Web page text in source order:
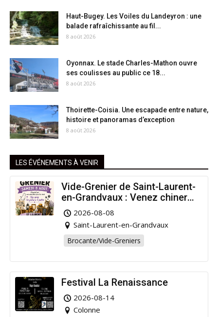
Haut-Bugey. Les Voiles du Landeyron : une
balade rafraîchissante au fil...
8 août 2026
Oyonnax. Le stade Charles-Mathon ouvre
ses coulisses au public ce 18...
8 août 2026
Thoirette-Coisia. Une escapade entre nature,
histoire et panoramas d’exception
8 août 2026
LES ÉVÉNEMENTS À VENIR
Vide-Grenier de Saint-Laurent-
en-Grandvaux : Venez chiner
pour la bonne cause !
2026-08-08
Saint-Laurent-en-Grandvaux
Brocante/Vide-Greniers
Festival La Renaissance
2026-08-14
Colonne